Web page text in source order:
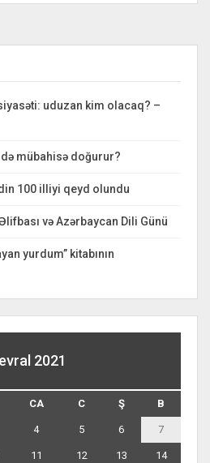
uduzan kim olacaq? –
də mübahisə doğurur?
100 illiyi qeyd olundu
və Azərbaycan Dili Günü
yurdum” kitabının
2021
CA C Ş B
4 5 6 7
11 12 13 14